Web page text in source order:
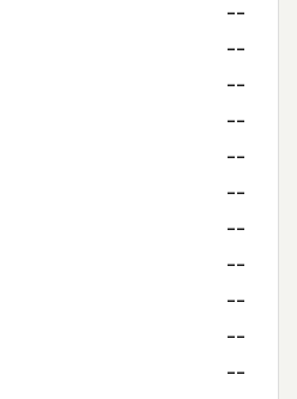
--
--
--
--
--
--
--
--
--
--
--